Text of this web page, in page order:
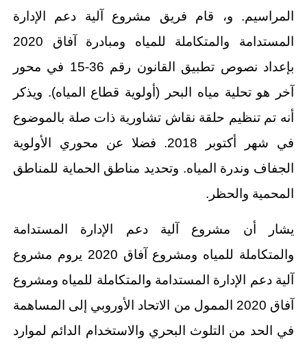
المراسيم. و، قام فريق مشروع آلية دعم الإدارة
المستدامة والمتكاملة للمياه ومبادرة آفاق 2020
بإعداد نصوص تطبيق القانون رقم 36-15 في محور
آخر هو تحلية مياه البحر (أولوية قطاع المياه). ويذكر
أنه تم تنظيم حلقة نقاش تشاورية ذات صلة بالموضوع
في شهر أكتوبر 2018. فضلا عن محوري الأولوية
الجفاف وندرة المياه. وتحديد مناطق الحماية للمناطق
المحمية والحظر.
يشار أن مشروع آلية دعم الإدارة المستدامة
والمتكاملة للمياه ومشروع آفاق 2020 يروم مشروع
آلية دعم الإدارة المستدامة والمتكاملة للمياه ومشروع
آفاق 2020 الممول من الاتحاد الأوروبي إلى المساهمة
في الحد من التلوث البحري والاستخدام الدائم لموارد